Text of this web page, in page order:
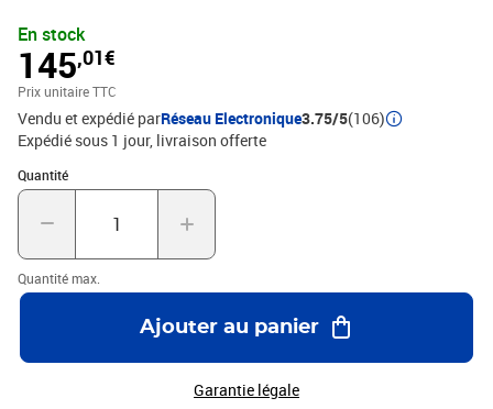
En stock
145,01€
Prix unitaire TTC
Vendu et expédié parRéseau Electronique3.75/5(106)
Expédié sous 1 jour livraison offerte
Quantité
Quantité : 1
Quantité max.
Ajouter au panier
Garantie légale